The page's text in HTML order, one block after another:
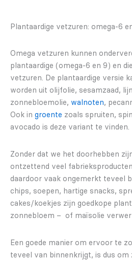
Plantaardige vetzuren: omega-6
Omega vetzuren kunnen
plantaardige (omega-6 en 9) en
vetzuren. De plantaardige versie
worden uit olijfolie, sesamzaad,
zonnebloemolie, walnoten,
Ook in groente zoals spruiten,
avocado is deze variant te vinden.
Zonder dat we het doorhebben
ontzettend veel
daardoor vaak ongemerkt teveel
chips, soepen, hartige snacks,
cakes/koekjes zijn goedkope
zonnebloem – of maïsolie
Een goede manier om ervoor te
teveel van binnenkrijgt, is dus om